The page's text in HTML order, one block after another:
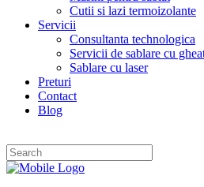
Cutii si lazi termoizolante
Servicii
Consultanta technologica
Servicii de sablare cu
Sablare cu laser
Preturi
Contact
Blog